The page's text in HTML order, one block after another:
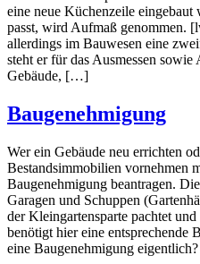
eine neue Küchenzeile
passt, wird Aufmaß genommen.
allerdings im Bauwesen eine
steht er für das Ausmessen
Gebäude, […]
Baugenehmigung
Wer ein Gebäude neu errichten
Bestandsimmobilien vornehmen
Baugenehmigung beantragen.
Garagen und Schuppen
der Kleingartensparte pachtet
benötigt hier eine entsprechende
eine Baugenehmigung